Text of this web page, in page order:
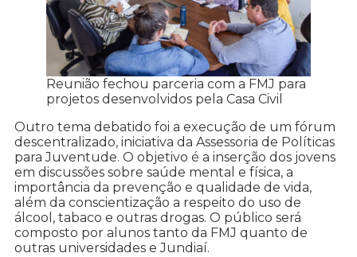
Reunião fechou parceria com a FMJ para
projetos desenvolvidos pela Casa Civil
Outro tema debatido foi a execução de um fórum
descentralizado, iniciativa da Assessoria de Políticas
para Juventude. O objetivo é a inserção dos jovens
em discussões sobre saúde mental e física, a
importância da prevenção e qualidade de vida,
além da conscientização a respeito do uso de
álcool, tabaco e outras drogas. O público será
composto por alunos tanto da FMJ quanto de
outras universidades e Jundiaí.